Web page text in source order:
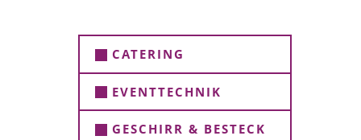
CATERING
EVENTTECHNIK
GESCHIRR & BESTECK